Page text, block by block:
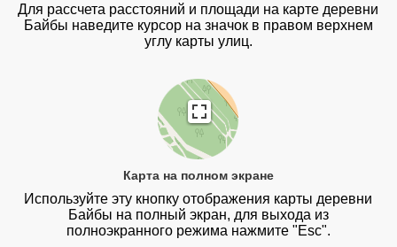
Для рассчета расстояний и площади на карте деревни
Байбы наведите курсор на значок в правом верхнем
углу карты улиц.
Карта на полном экране
Используйте эту кнопку отображения карты деревни
Байбы на полный экран, для выхода из
полноэкранного режима нажмите "Esc".